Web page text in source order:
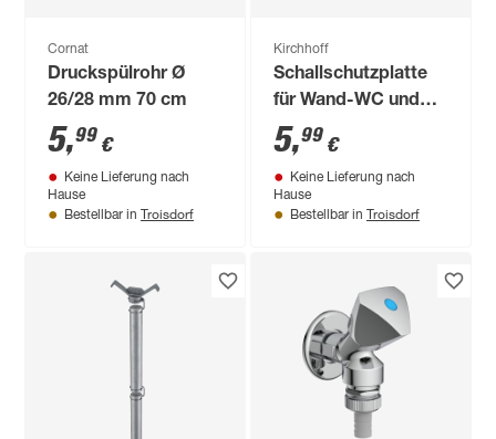
Cornat
Druckspülrohr Ø
26/28 mm 70 cm
5,99 €
Keine Lieferung nach
Hause
Bestellbar in Troisdorf
Kirchhoff
Schallschutzplatte
für Wand-WC und
Bidet
5,99 €
Keine Lieferung nach
Hause
Bestellbar in Troisdorf